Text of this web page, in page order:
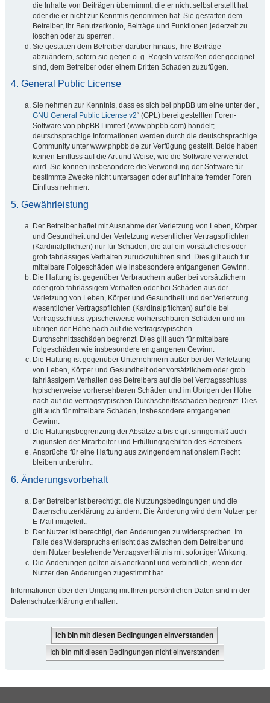
die Inhalte von Beiträgen übernimmt, die er nicht selbst erstellt hat
oder die er nicht zur Kenntnis genommen hat. Sie gestatten dem
Betreiber, Ihr Benutzerkonto, Beiträge und Funktionen jederzeit zu
löschen oder zu sperren.
Sie gestatten dem Betreiber darüber hinaus, Ihre Beiträge
abzuändern, sofern sie gegen o. g. Regeln verstoßen oder geeignet
sind, dem Betreiber oder einem Dritten Schaden zuzufügen.
4. General Public License
Sie nehmen zur Kenntnis, dass es sich bei phpBB um eine unter der „
GNU General Public License v2“ (GPL) bereitgestellten Foren-
Software von phpBB Limited (www.phpbb.com) handelt;
deutschsprachige Informationen werden durch die deutschsprachige
Community unter www.phpbb.de zur Verfügung gestellt. Beide haben
keinen Einfluss auf die Art und Weise, wie die Software verwendet
wird. Sie können insbesondere die Verwendung der Software für
bestimmte Zwecke nicht untersagen oder auf Inhalte fremder Foren
Einfluss nehmen.
5. Gewährleistung
Der Betreiber haftet mit Ausnahme der Verletzung von Leben, Körper
und Gesundheit und der Verletzung wesentlicher Vertragspflichten
(Kardinalpflichten) nur für Schäden, die auf ein vorsätzliches oder
grob fahrlässiges Verhalten zurückzuführen sind. Dies gilt auch für
mittelbare Folgeschäden wie insbesondere entgangenen Gewinn.
Die Haftung ist gegenüber Verbrauchern außer bei vorsätzlichem
oder grob fahrlässigem Verhalten oder bei Schäden aus der
Verletzung von Leben, Körper und Gesundheit und der Verletzung
wesentlicher Vertragspflichten (Kardinalpflichten) auf die bei
Vertragsschluss typischerweise vorhersehbaren Schäden und im
übrigen der Höhe nach auf die vertragstypischen
Durchschnittsschäden begrenzt. Dies gilt auch für mittelbare
Folgeschäden wie insbesondere entgangenen Gewinn.
Die Haftung ist gegenüber Unternehmern außer bei der Verletzung
von Leben, Körper und Gesundheit oder vorsätzlichem oder grob
fahrlässigem Verhalten des Betreibers auf die bei Vertragsschluss
typischerweise vorhersehbaren Schäden und im Übrigen der Höhe
nach auf die vertragstypischen Durchschnittsschäden begrenzt. Dies
gilt auch für mittelbare Schäden, insbesondere entgangenen
Gewinn.
Die Haftungsbegrenzung der Absätze a bis c gilt sinngemäß auch
zugunsten der Mitarbeiter und Erfüllungsgehilfen des Betreibers.
Ansprüche für eine Haftung aus zwingendem nationalem Recht
bleiben unberührt.
6. Änderungsvorbehalt
Der Betreiber ist berechtigt, die Nutzungsbedingungen und die
Datenschutzerklärung zu ändern. Die Änderung wird dem Nutzer per
E-Mail mitgeteilt.
Der Nutzer ist berechtigt, den Änderungen zu widersprechen. Im
Falle des Widerspruchs erlischt das zwischen dem Betreiber und
dem Nutzer bestehende Vertragsverhältnis mit sofortiger Wirkung.
Die Änderungen gelten als anerkannt und verbindlich, wenn der
Nutzer den Änderungen zugestimmt hat.
Informationen über den Umgang mit Ihren persönlichen Daten sind in der
Datenschutzerklärung enthalten.